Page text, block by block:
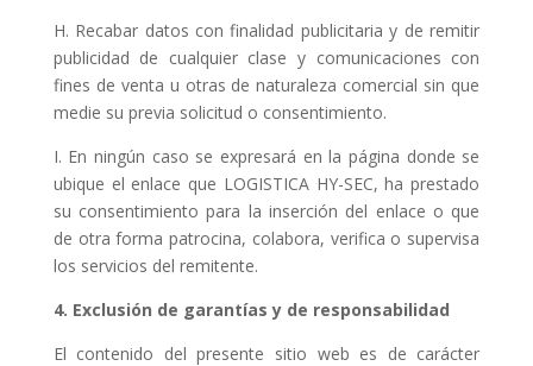
H. Recabar datos con finalidad publicitaria y de remitir
publicidad de cualquier clase y comunicaciones con
fines de venta u otras de naturaleza comercial sin que
medie su previa solicitud o consentimiento.
I. En ningún caso se expresará en la página donde se
ubique el enlace que LOGISTICA HY-SEC, ha prestado
su consentimiento para la inserción del enlace o que
de otra forma patrocina, colabora, verifica o supervisa
los servicios del remitente.
4. Exclusión de garantías y de responsabilidad
El contenido del presente sitio web es de carácter